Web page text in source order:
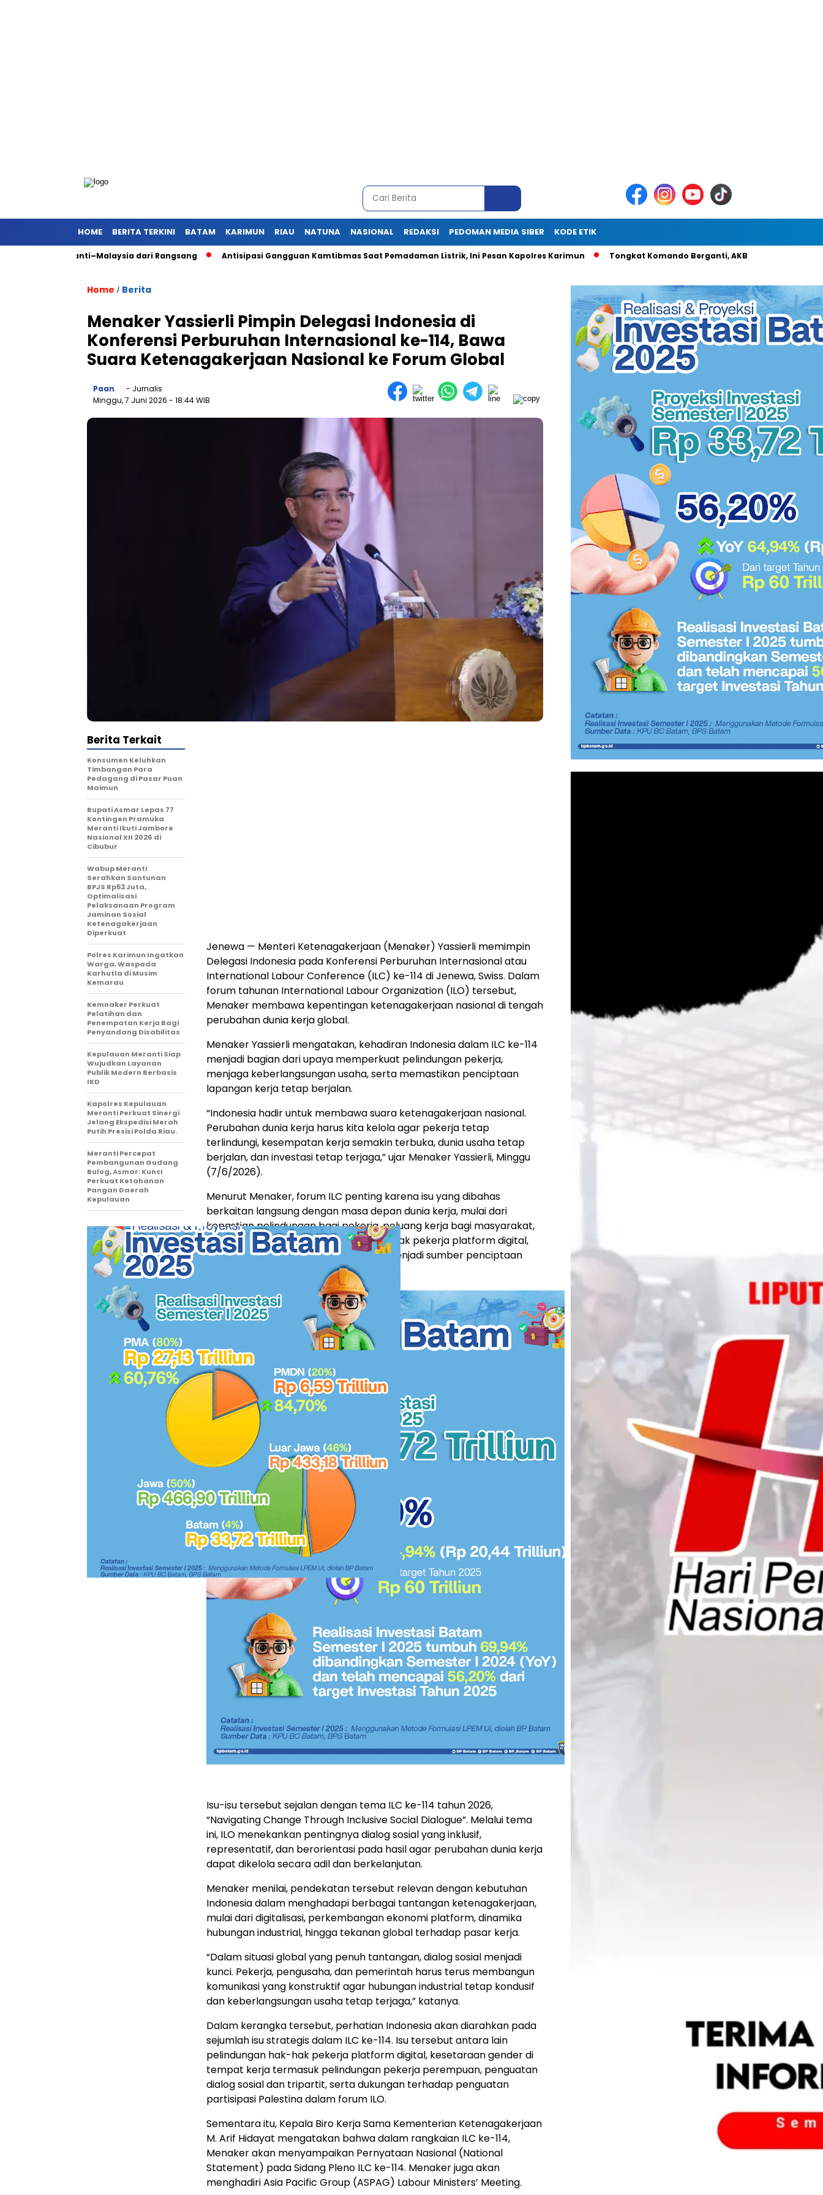
HOME BERITA TERKINI BATAM KARIMUN RIAU NATUNA NASIONAL REDAKSI PEDOMAN MEDIA SIBER KODE ETIK
Meranti–Malaysia dari Rangsang Antisipasi Gangguan Kamtibmas Saat Pemadaman Listrik, Ini Pesan Kapolres Karimun Tongkat Komando Berganti, AKBP Gede Prasetia Adi
Home / Berita
Menaker Yassierli Pimpin Delegasi Indonesia di
Konferensi Perburuhan Internasional ke-114, Bawa
Suara Ketenagakerjaan Nasional ke Forum Global
Paan
- Jurnalis
Minggu, 7 Juni 2026 - 18:44 WIB
Jenewa — Menteri Ketenagakerjaan (Menaker) Yassierli memimpin
Delegasi Indonesia pada Konferensi Perburuhan Internasional atau
International Labour Conference (ILC) ke-114 di Jenewa, Swiss. Dalam
forum tahunan International Labour Organization (ILO) tersebut,
Menaker membawa kepentingan ketenagakerjaan nasional di tengah
perubahan dunia kerja global.
Menaker Yassierli mengatakan, kehadiran Indonesia dalam ILC ke-114
menjadi bagian dari upaya memperkuat pelindungan pekerja,
menjaga keberlangsungan usaha, serta memastikan penciptaan
lapangan kerja tetap berjalan.
“Indonesia hadir untuk membawa suara ketenagakerjaan nasional.
Perubahan dunia kerja harus kita kelola agar pekerja tetap
terlindungi, kesempatan kerja semakin terbuka, dunia usaha tetap
berjalan, dan investasi tetap terjaga,” ujar Menaker Yassierli, Minggu
(7/6/2026).
Menurut Menaker, forum ILC penting karena isu yang dibahas
berkaitan langsung dengan masa depan dunia kerja, mulai dari
kepastian pelindungan bagi pekerja, peluang kerja bagi masyarakat,
pelindungan pekerja perempuan, hak-hak pekerja platform digital,
hingga keberlangsungan usaha yang menjadi sumber penciptaan
Isu-isu tersebut sejalan dengan tema ILC ke-114 tahun 2026,
“Navigating Change Through Inclusive Social Dialogue”. Melalui tema
ini, ILO menekankan pentingnya dialog sosial yang inklusif,
representatif, dan berorientasi pada hasil agar perubahan dunia kerja
dapat dikelola secara adil dan berkelanjutan.
Menaker menilai, pendekatan tersebut relevan dengan kebutuhan
Indonesia dalam menghadapi berbagai tantangan ketenagakerjaan,
mulai dari digitalisasi, perkembangan ekonomi platform, dinamika
hubungan industrial, hingga tekanan global terhadap pasar kerja.
“Dalam situasi global yang penuh tantangan, dialog sosial menjadi
kunci. Pekerja, pengusaha, dan pemerintah harus terus membangun
komunikasi yang konstruktif agar hubungan industrial tetap kondusif
dan keberlangsungan usaha tetap terjaga,” katanya.
Dalam kerangka tersebut, perhatian Indonesia akan diarahkan pada
sejumlah isu strategis dalam ILC ke-114. Isu tersebut antara lain
pelindungan hak-hak pekerja platform digital, kesetaraan gender di
tempat kerja termasuk pelindungan pekerja perempuan, penguatan
dialog sosial dan tripartit, serta dukungan terhadap penguatan
partisipasi Palestina dalam forum ILO.
Sementara itu, Kepala Biro Kerja Sama Kementerian Ketenagakerjaan
M. Arif Hidayat mengatakan bahwa dalam rangkaian ILC ke-114,
Menaker akan menyampaikan Pernyataan Nasional (National
Statement) pada Sidang Pleno ILC ke-114. Menaker juga akan
menghadiri Asia Pacific Group (ASPAG) Labour Ministers’ Meeting.
Berita Terkait
Konsumen Keluhkan
Timbangan Para
Pedagang di Pasar Puan
Maimun
Bupati Asmar Lepas 77
Kontingen Pramuka
Meranti Ikuti Jambore
Nasional XII 2026 di
Cibubur
Wabup Meranti
Serahkan Santunan
BPJS Rp52 Juta,
Optimalisasi
Pelaksanaan Program
Jaminan Sosial
Ketenagakerjaan
Diperkuat
Polres Karimun Ingatkan
Warga, Waspada
Karhutla di Musim
Kemarau
Kemnaker Perkuat
Pelatihan dan
Penempatan Kerja Bagi
Penyandang Disabilitas
Kepulauan Meranti Siap
Wujudkan Layanan
Publik Modern Berbasis
IKD
Kapolres Kepulauan
Meranti Perkuat Sinergi
Jelang Ekspedisi Merah
Putih Presisi Polda Riau.
Meranti Percepat
Pembangunan Gudang
Bulog, Asmar: Kunci
Perkuat Ketahanan
Pangan Daerah
Kepulauan